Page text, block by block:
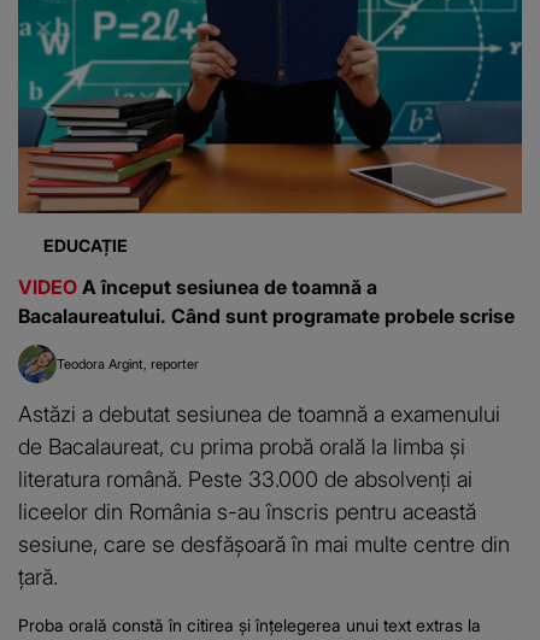
EDUCAȚIE
VIDEO A început sesiunea de toamnă a
Bacalaureatului. Când sunt programate probele scrise
Teodora Argint reporter
Astăzi a debutat sesiunea de toamnă a examenului
de Bacalaureat, cu prima probă orală la limba și
literatura română. Peste 33.000 de absolvenți ai
liceelor din România s-au înscris pentru această
sesiune, care se desfășoară în mai multe centre din
țară.
Proba orală constă în citirea și înțelegerea unui text extras la